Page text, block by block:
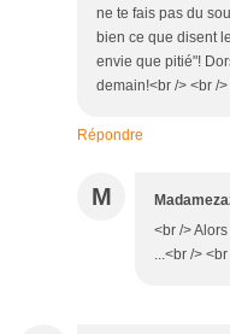
ne te fais pas du
bien ce que disent
envie que pitié"!
demain!<br /> <br /
Répondre
M
<br />
...<br />